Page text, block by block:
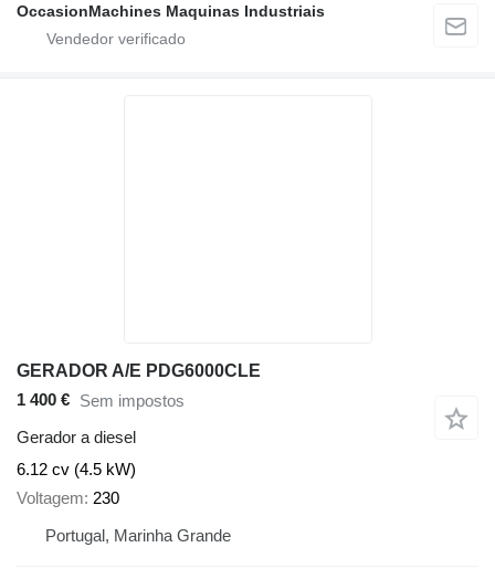
OccasionMachines Maquinas Industriais
GERADOR A/E PDG6000CLE
1 400 € Sem impostos
Gerador a diesel
6.12 cv (4.5 kW)
Voltagem 230
Portugal, Marinha Grande